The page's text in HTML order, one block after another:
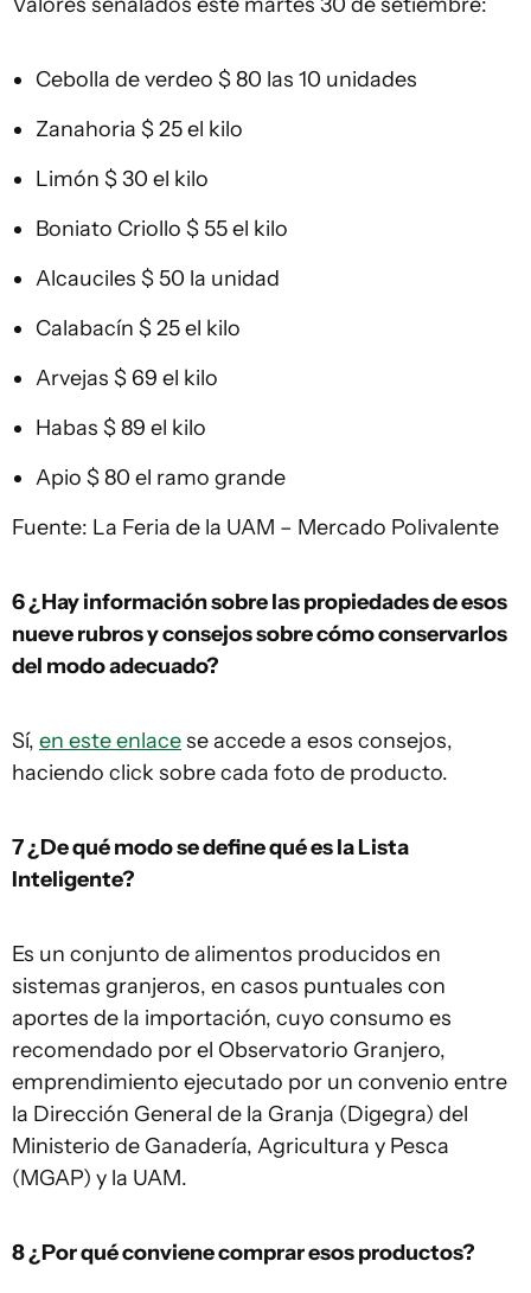
Cebolla de verdeo $ 80 las 10 unidades
Zanahoria $ 25 el kilo
Limón $ 30 el kilo
Boniato Criollo $ 55 el kilo
Alcauciles $ 50 la unidad
Calabacín $ 25 el kilo
Arvejas $ 69 el kilo
Habas $ 89 el kilo
Apio $ 80 el ramo grande
Fuente: La Feria de la UAM – Mercado Polivalente
6 ¿Hay información sobre las propiedades de esos
nueve rubros y consejos sobre cómo conservarlos
del modo adecuado?
Sí, en este enlacese accede a esos consejos,
haciendo click sobre cada foto de producto.
7 ¿De qué modo se define qué es la Lista
Inteligente?
Es un conjunto de alimentos producidos en
sistemas granjeros, en casos puntuales con
aportes de la importación, cuyo consumo es
recomendado por el Observatorio Granjero,
emprendimiento ejecutado por un convenio entre
la Dirección General de la Granja (Digegra) del
Ministerio de Ganadería, Agricultura y Pesca
(MGAP) y la UAM.
8 ¿Por qué conviene comprar esos productos?